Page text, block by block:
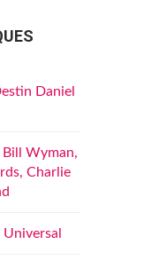
Daniel
Wyman,
Charlie